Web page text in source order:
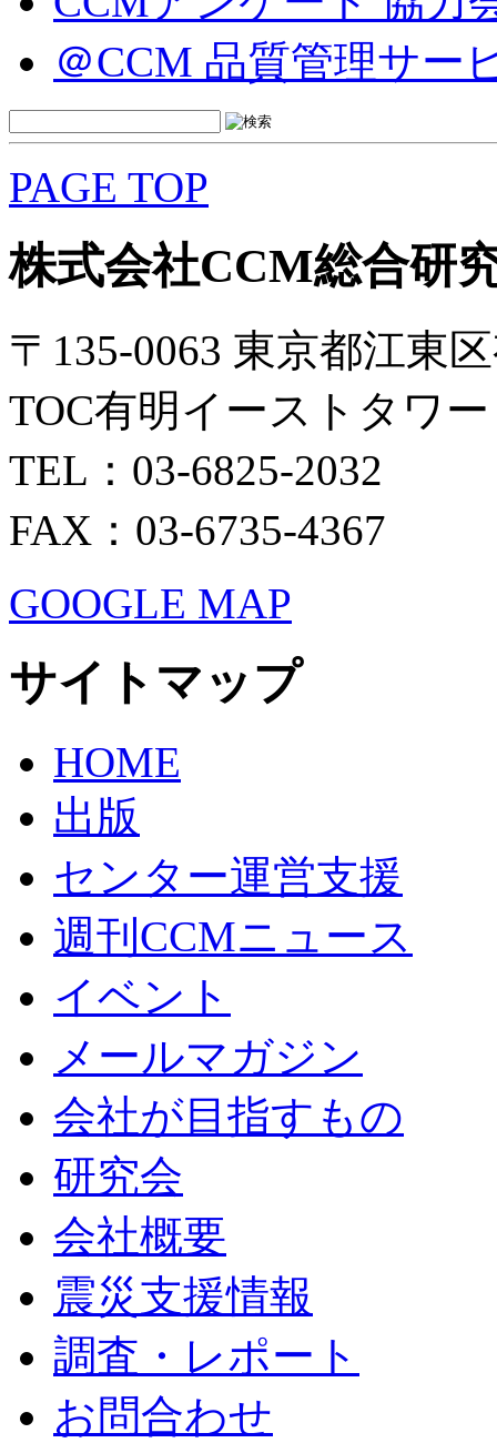
＠CCM 品質管理サー
PAGE TOP
株式会社CCM総合研
〒135-0063 東京都江東
TOC有明イーストタワ
TEL：03-6825-2032
FAX：03-6735-4367
GOOGLE MAP
サイトマップ
HOME
出版
センター運営支援
週刊CCMニュース
イベント
メールマガジン
会社が目指すもの
研究会
会社概要
震災支援情報
調査・レポート
お問合わせ